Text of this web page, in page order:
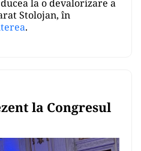
la o devalorizare a
Stolojan, în
.
la Congresul